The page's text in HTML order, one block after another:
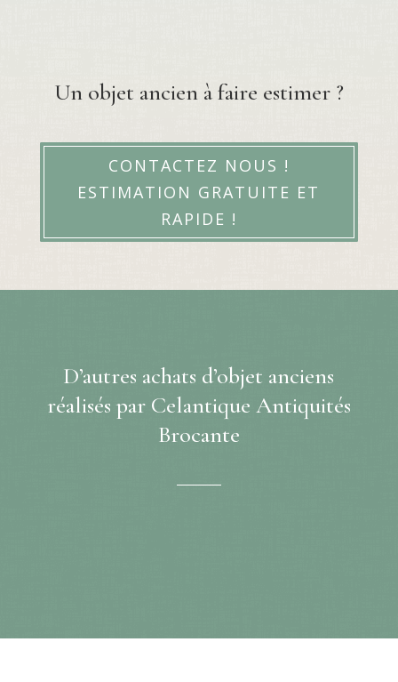
Un objet ancien à faire estimer ?
CONTACTEZ NOUS !
ESTIMATION GRATUITE ET
RAPIDE !
D’autres achats d’objet anciens
réalisés par Celantique Antiquités
Brocante